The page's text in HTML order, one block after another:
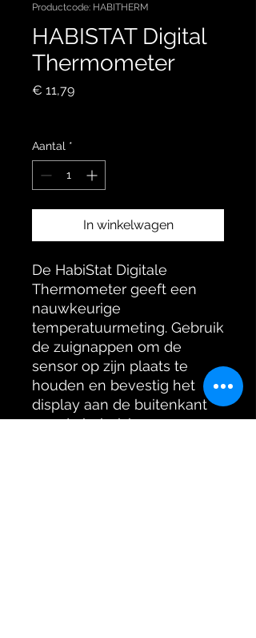
Productcode: HABITHERM
HABISTAT Digital
Thermometer
€ 11,79Prijs
Aantal *
In winkelwagen
De HabiStat Digitale
Thermometer geeft een
nauwkeurige
temperatuurmeting. Gebruik
de zuignappen om de
sensor op zijn plaats te
houden en bevestig het
display aan de buitenkant
van de behuizing.